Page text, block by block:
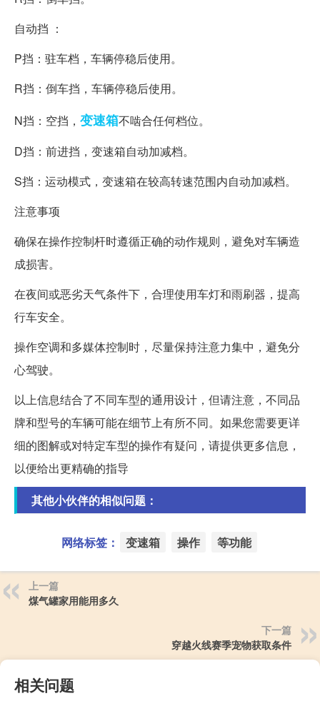
自动挡 ：
P挡：驻车档，车辆停稳后使用。
R挡：倒车挡，车辆停稳后使用。
N挡：空挡， 变速箱不啮合任何档位。
D挡：前进挡，变速箱自动加减档。
S挡：运动模式，变速箱在较高转速范围内自动加减档。
注意事项
确保在操作控制杆时遵循正确的动作规则，避免对车辆造
成损害。
在夜间或恶劣天气条件下，合理使用车灯和雨刷器，提高
行车安全。
操作空调和多媒体控制时，尽量保持注意力集中，避免分
心驾驶。
以上信息结合了不同车型的通用设计，但请注意，不同品
牌和型号的车辆可能在细节上有所不同。如果您需要更详
细的图解或对特定车型的操作有疑问，请提供更多信息，
以便给出更精确的指导
其他小伙伴的相似问题：
网络标签： 变速箱 操作 等功能
上一篇
煤气罐家用能用多久
下一篇
穿越火线赛季宠物获取条件
相关问题